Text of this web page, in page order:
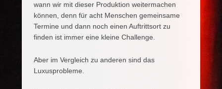
wann wir mit dieser Produktion weitermachen
können, denn für acht Menschen gemeinsame
Termine und dann noch einen Auftrittsort zu
finden ist immer eine kleine Challenge.
Aber im Vergleich zu anderen sind das
Luxusprobleme.